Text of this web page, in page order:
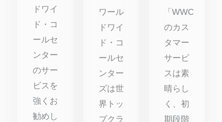
ドワイ
ド・コ
ールセ
ンター
のサー
ビスを
強くお
勧めし
ワール
ドワイ
ド・コ
ールセ
ンター
ズは世
界トッ
プクラ
「WWC
のカス
タマー
サービ
スは素
晴らし
く、初
期段階